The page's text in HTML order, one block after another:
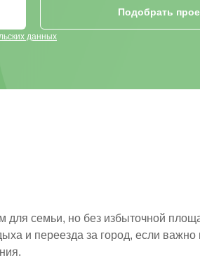
данных
Подобрать
семьи, но без избыточной
и переезда за город, если важно